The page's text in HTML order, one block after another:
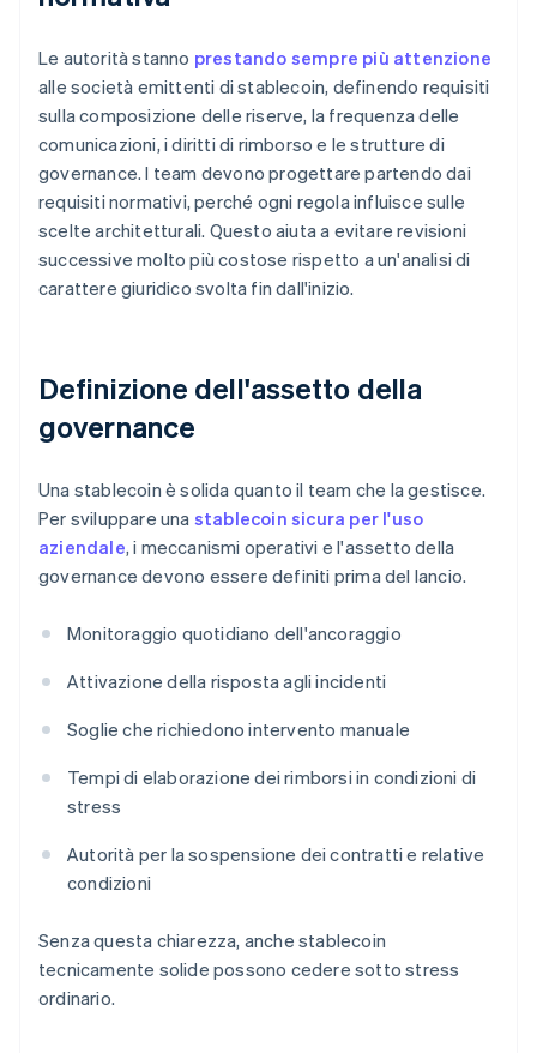
Le autorità stanno prestando sempre più attenzione
alle società emittenti di stablecoin, definendo requisiti
sulla composizione delle riserve, la frequenza delle
comunicazioni, i diritti di rimborso e le strutture di
governance. I team devono progettare partendo dai
requisiti normativi, perché ogni regola influisce sulle
scelte architetturali. Questo aiuta a evitare revisioni
successive molto più costose rispetto a un'analisi di
carattere giuridico svolta fin dall'inizio.
Definizione dell'assetto della
governance
Una stablecoin è solida quanto il team che la gestisce.
Per sviluppare una stablecoin sicura per l'uso
aziendale, i meccanismi operativi e l'assetto della
governance devono essere definiti prima del lancio.
Monitoraggio quotidiano dell'ancoraggio
Attivazione della risposta agli incidenti
Soglie che richiedono intervento manuale
Tempi di elaborazione dei rimborsi in condizioni di
stress
Autorità per la sospensione dei contratti e relative
condizioni
Senza questa chiarezza, anche stablecoin
tecnicamente solide possono cedere sotto stress
ordinario.